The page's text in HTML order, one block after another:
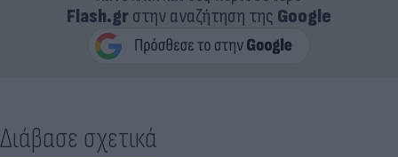
Flash.grστην αναζήτηση της Google
Διάβασε σχετικά